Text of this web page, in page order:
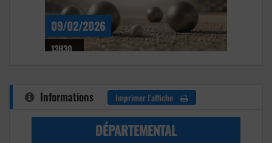
09/02/2026
13H30
Informations Imprimer l'affiche
DÉPARTEMENTAL